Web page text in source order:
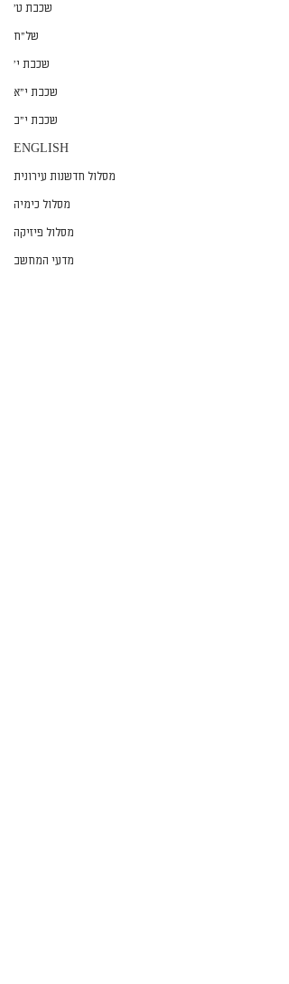
שכבת ט׳
של״ח
שכבת י׳
שכבת י״א
שכבת י״ב
ENGLISH
מסלול חדשנות עירונית
מסלול כימיה
מסלול פיזיקה
מדעי המחשב